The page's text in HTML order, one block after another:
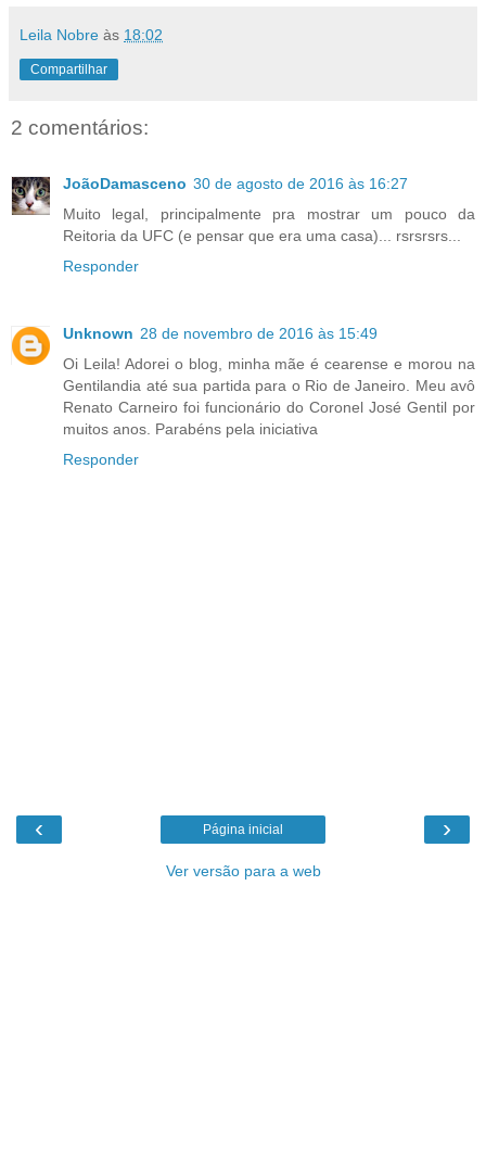
Leila Nobre às 18:02
Compartilhar
2 comentários:
JoãoDamasceno 30 de agosto de 2016 às 16:27
Muito legal, principalmente pra mostrar um pouco da
Reitoria da UFC (e pensar que era uma casa)... rsrsrsrs...
Responder
Unknown 28 de novembro de 2016 às 15:49
Oi Leila! Adorei o blog, minha mãe é cearense e morou na
Gentilandia até sua partida para o Rio de Janeiro. Meu avô
Renato Carneiro foi funcionário do Coronel José Gentil por
muitos anos. Parabéns pela iniciativa
Responder
‹ ›
Página inicial
Ver versão para a web